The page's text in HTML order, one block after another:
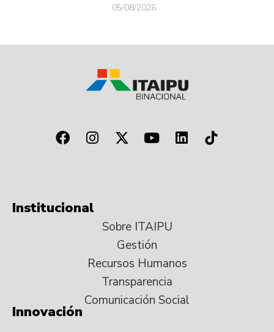
05/08/2026
Institucional
Sobre ITAIPU
Gestión
Recursos Humanos
Transparencia
Comunicación Social
Innovación